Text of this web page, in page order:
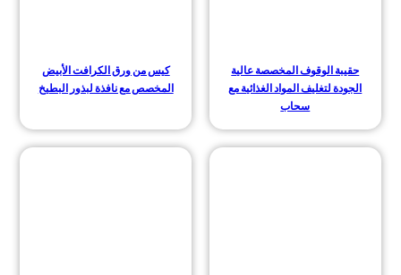
حقيبة الوقوف المخصصة عالية
الجودة لتغليف المواد الغذائية مع
سحاب
كيس من ورق الكرافت الأبيض
المخصص مع نافذة لبذور البطيخ